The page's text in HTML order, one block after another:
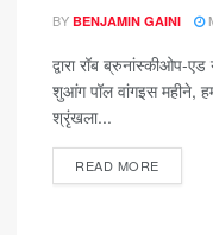
BY BENJAMIN GAINI
द्वारा रॉब ब्रुनांस्कीओप-
शुआंग पॉल वांगइस महीने,
श्रृंखला...
READ MORE